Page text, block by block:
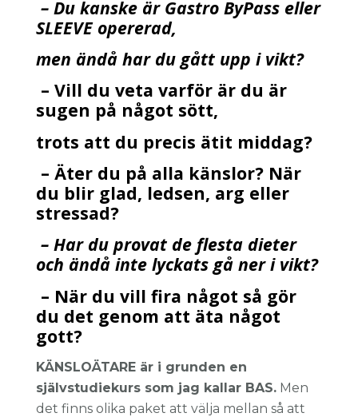
– Du kanske är Gastro ByPass eller
SLEEVE opererad,
men ändå har du gått upp i vikt?
– Vill du veta varför är du är
sugen på något sött,
trots att du precis ätit middag?
– Äter du på alla känslor? När
du blir glad, ledsen, arg eller
stressad?
– Har du provat de flesta dieter
och ändå inte lyckats gå ner i vikt?
– När du vill fira något så gör
du det genom att äta något
gott?
KÄNSLOÄTARE är i grunden en
självstudiekurs som jag kallar BAS. Men
det finns olika paket att välja mellan så att